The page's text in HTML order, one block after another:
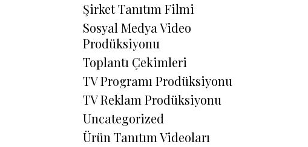
Şirket Tanıtım Filmi
Sosyal Medya Video
Prodüksiyonu
Toplantı Çekimleri
TV Programı Prodüksiyonu
TV Reklam Prodüksiyonu
Uncategorized
Ürün Tanıtım Videoları